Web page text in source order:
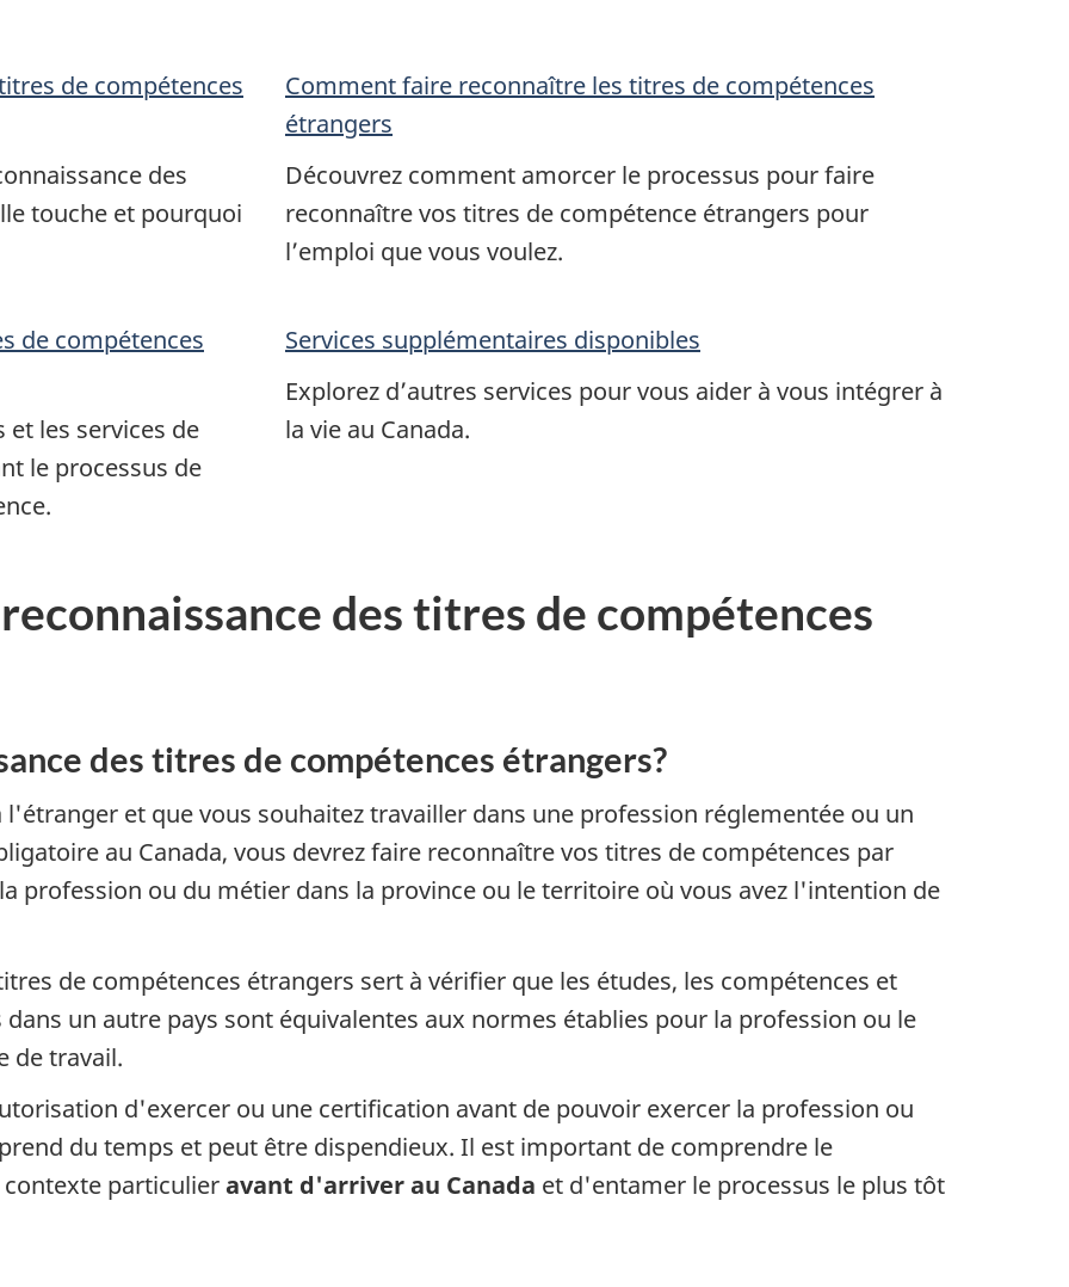
de compétences
des
touche et pourquoi
Comment faire reconnaître les titres de compétences
étrangers
Découvrez comment amorcer le processus pour faire
reconnaître vos titres de compétence étrangers pour
l’emploi que vous voulez.
de compétences
les services de
le processus de
Services supplémentaires disponibles
Explorez d’autres services pour vous aider à vous intégrer à
la vie au Canada.
des titres de compétences
des titres de compétences étrangers?
et que vous souhaitez travailler dans une profession réglementée ou un
au Canada, vous devrez faire reconnaître vos titres de compétences par
profession ou du métier dans la province ou le territoire où vous avez l'intention de
de compétences étrangers sert à vérifier que les études, les compétences et
un autre pays sont équivalentes aux normes établies pour la profession ou le
de travail.
d'exercer ou une certification avant de pouvoir exercer la profession ou
du temps et peut être dispendieux. Il est important de comprendre le
particulieravant d'arriver au Canada et d'entamer le processus le plus tôt